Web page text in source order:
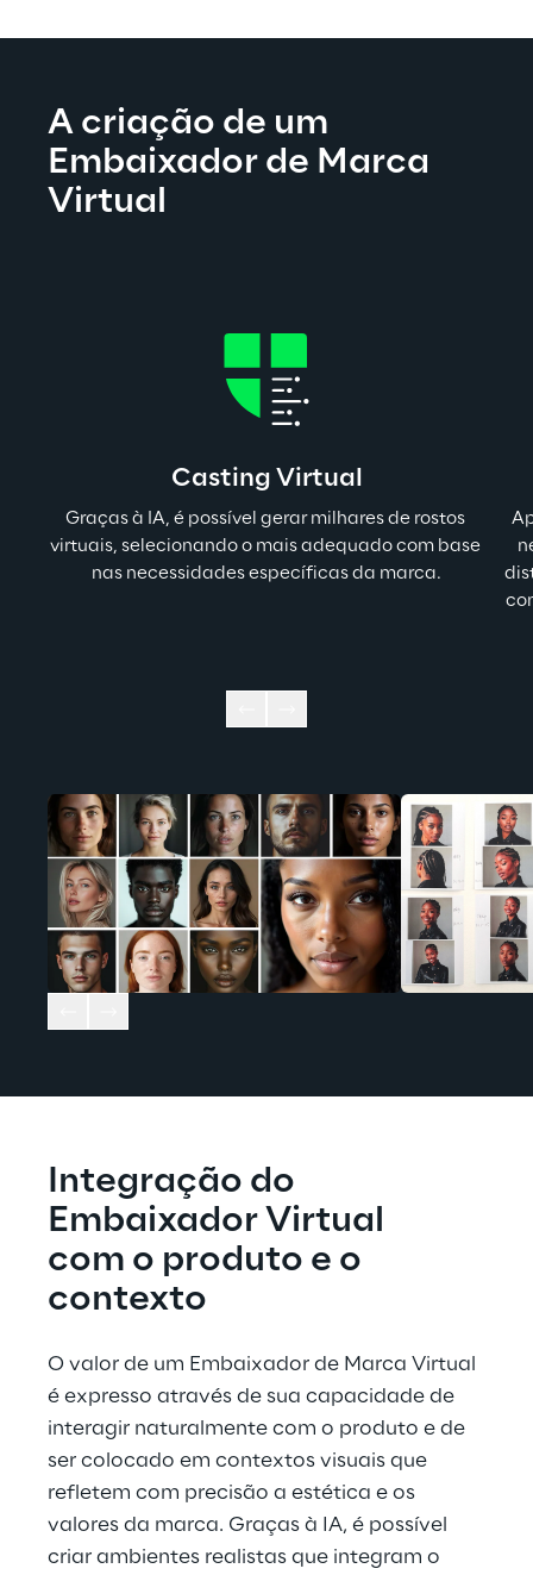
A criação de um
Embaixador de Marca
Virtual
Casting Virtual
Graças à IA, é possível gerar milhares de rostos
virtuais, selecionando o mais adequado com base
nas necessidades específicas da marca.
Integração do
Embaixador Virtual
com o produto e o
contexto
O valor de um Embaixador de Marca Virtual
é expresso através de sua capacidade de
interagir naturalmente com o produto e de
ser colocado em contextos visuais que
refletem com precisão a estética e os
valores da marca. Graças à IA, é possível
criar ambientes realistas que integram o